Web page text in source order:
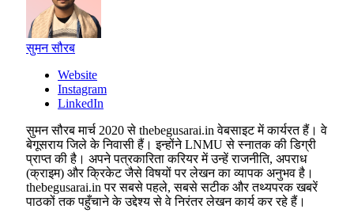
सुमन सौरब
Website
Instagram
LinkedIn
सुमन सौरब मार्च 2020 से thebegusarai.in वेबसाइट में कार्यरत हैं। वे
बेगूसराय जिले के निवासी हैं। इन्होंने LNMU से स्नातक की डिग्री
प्राप्त की है। अपने पत्रकारिता करियर में उन्हें राजनीति, अपराध
(क्राइम) और क्रिकेट जैसे विषयों पर लेखन का व्यापक अनुभव है।
thebegusarai.in पर सबसे पहले, सबसे सटीक और तथ्यपरक खबरें
पाठकों तक पहुँचाने के उद्देश्य से वे निरंतर लेखन कार्य कर रहे हैं।